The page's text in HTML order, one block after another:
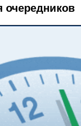
очередников